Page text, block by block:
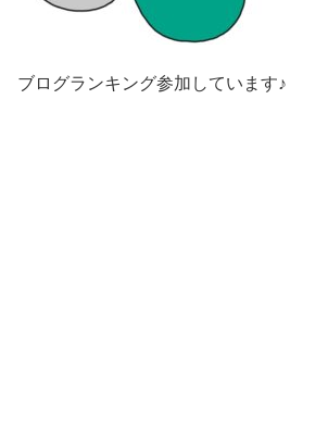
ブログランキング参加しています♪